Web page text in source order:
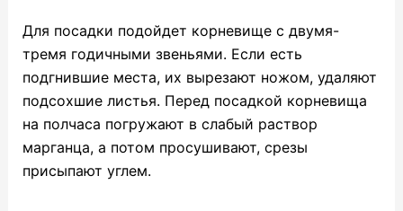
Для посадки подойдет корневище с двумя-
тремя годичными звеньями. Если есть
подгнившие места, их вырезают ножом, удаляют
подсохшие листья. Перед посадкой корневища
на полчаса погружают в слабый раствор
марганца, а потом просушивают, срезы
присыпают углем.